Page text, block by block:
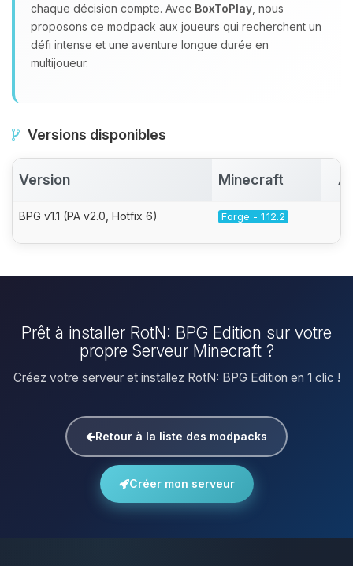
chaque décision compte. Avec BoxToPlay , nous
proposons ce modpack aux joueurs qui recherchent un
défi intense et une aventure longue durée en
multijoueur.
Versions disponibles
Version Minecraft
BPG v1.1 (PA v2.0, Hotfix 6) Forge - 1.12.2
Prêt à installer RotN: BPG Edition sur votre
propre Serveur Minecraft ?
Créez votre serveur et installez RotN: BPG Edition en 1 clic !
Retour à la liste des modpacks
Créer mon serveur